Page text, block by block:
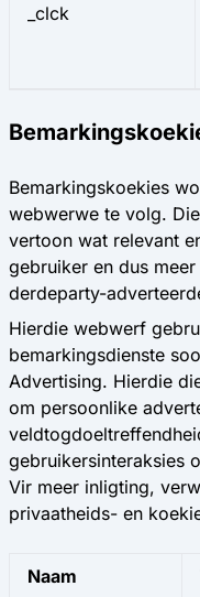
_clck
Bemarkingskoekies
webwerwe te volg.
vertoon wat relevant
gebruiker en dus
derdeparty-
Hierdie webwerf
bemarkingsdienste
Advertising. Hierdie
om persoonlike
gebruikersinteraksies
Vir meer inligting,
privaatheids- en
Naam